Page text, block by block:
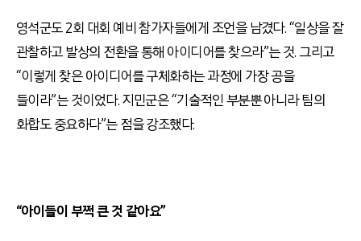
영석군도 2회 대회 예비 참가자들에게 조언을 남겼다. “일상을 잘
관찰하고 발상의 전환을 통해 아이디어를 찾으라”는 것. 그리고
“이렇게 찾은 아이디어를 구체화하는 과정에 가장 공을
들이라”는 것이었다. 지민군은 “기술적인 부분뿐 아니라 팀의
화합도 중요하다”는 점을 강조했다.
“아이들이 부쩍 큰 것 같아요”